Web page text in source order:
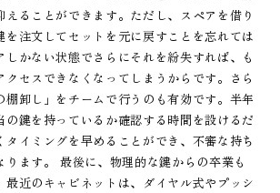
えることができます。ただし、スペアを借り
を注文してセットを元に戻すことを忘れては
しかない状態でさらにそれを紛失すれば、も
クセスできなくなってしまうからです。さら
棚卸し」をチームで行うのも有効です。半年
の鍵を持っているか確認する時間を設けるだ
タイミングを早めることができ、不審な持ち
ります。 最後に、物理的な鍵からの卒業も
最近のキャビネットは、ダイヤル式やプッシ